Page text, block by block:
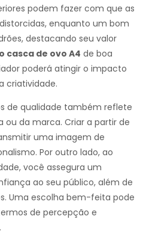
podem fazer com que as
enquanto um bom
destacando seu valor
casca de ovo A4 de boa
poderá atingir o impacto
criatividade.
de qualidade também reflete
da marca. Criar a partir de
uma imagem de
Por outro lado, ao
você assegura um
ao seu público, além de
Uma escolha bem-feita pode
de percepção e